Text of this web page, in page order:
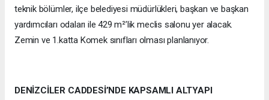
teknik bölümler, ilçe belediyesi müdürlükleri, başkan ve başkan
yardımcıları odaları ile 429 m²’lik meclis salonu yer alacak.
Zemin ve 1.katta Komek sınıfları olması planlanıyor.
DENİZCİLER CADDESİ’NDE KAPSAMLI ALTYAPI